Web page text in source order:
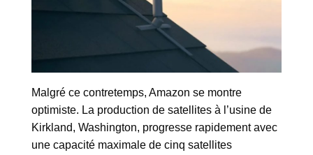
Malgré ce contretemps, Amazon se montre
optimiste. La production de satellites à l’usine de
Kirkland, Washington, progresse rapidement avec
une capacité maximale de cinq satellites